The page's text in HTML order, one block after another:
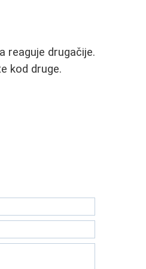
reaguje drugačije.
kod druge.